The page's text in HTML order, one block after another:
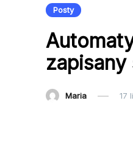
Posty
Maria 17